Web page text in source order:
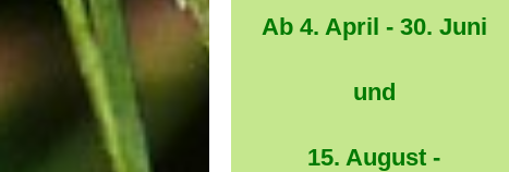
Ab 4. April -30. Juni
und
15. August -